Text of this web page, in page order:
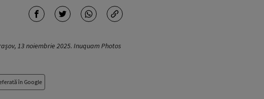
13 noiembrie 2025. Inuquam Photos
în Google